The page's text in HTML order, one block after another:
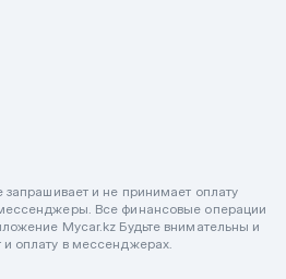
запрашивает и не принимает оплату
Все финансовые операции
Mycar.kz Будьте внимательны и
оплату в мессенджерах.